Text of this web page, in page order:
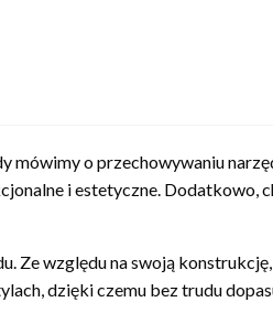
mówimy o przechowywaniu
i estetyczne. Dodatkowo,
względu na swoją
dzięki czemu bez trudu